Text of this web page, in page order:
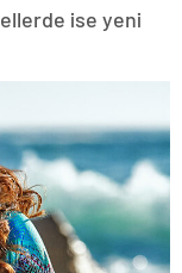
ise yeni